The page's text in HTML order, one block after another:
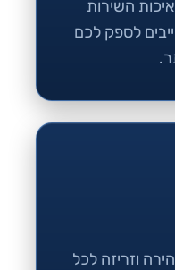
השירות
לספק לכם
וזריזה לכל